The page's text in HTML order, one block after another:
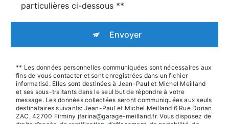
particulières ci-dessous **
Envoyer
** Les données personnelles communiquées sont nécessaires aux
fins de vous contacter et sont enregistrées dans un fichier
informatisé. Elles sont destinées à Jean-Paul et Michel Meilland
et ses sous-traitants dans le seul but de répondre à votre
message. Les données collectées seront communiquées aux seuls
destinataires suivants: Jean-Paul et Michel Meilland 6 Rue Dorian
ZAC, 42700 Firminy jfarina@garage-meilland.fr. Vous disposez de